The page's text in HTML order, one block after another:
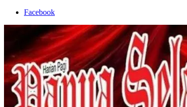
Skip
content
Facebook